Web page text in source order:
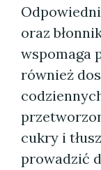
oraz
wspomaga
również
cukry i
prowadzić